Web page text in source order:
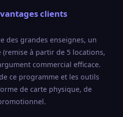
clients
des grandes enseignes, un
à partir de 5 locations,
commercial efficace.
ce programme et les outils
de carte physique, de